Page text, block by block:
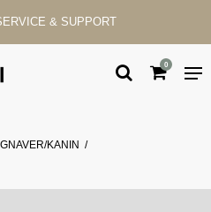
& SUPPORT
0
GNAVER/KANIN /